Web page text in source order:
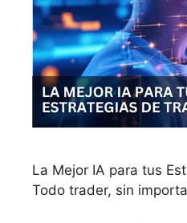
La Mejor IA para tus
Todo trader, sin